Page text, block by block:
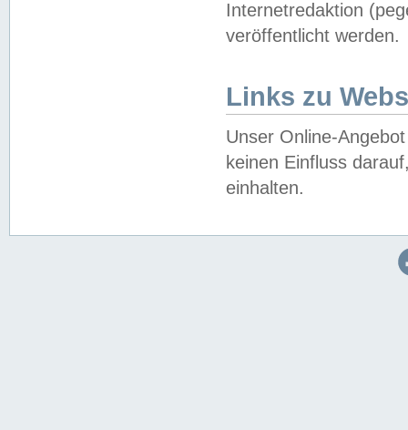
Internetredaktion
veröffentlicht werden.
Links zu
Unser Online-
keinen Einfluss
einhalten.